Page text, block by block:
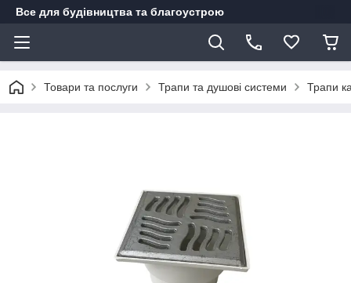
Все для будівництва та благоустрою
Товари та послуги Трапи та душові системи Трапи